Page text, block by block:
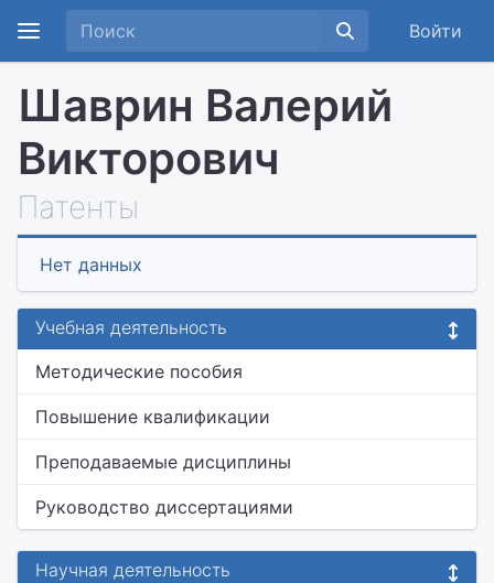
Войти
Шаврин Валерий
Викторович
Патенты
Нет данных
Учебная деятельность
Методические пособия
Повышение квалификации
Преподаваемые дисциплины
Руководство диссертациями
Научная деятельность